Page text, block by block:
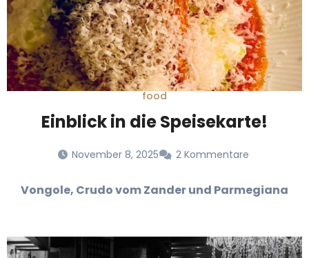
food
Einblick in die Speisekarte!
November 8, 2025 2 Kommentare
Vongole, Crudo vom Zander und Parmegiana